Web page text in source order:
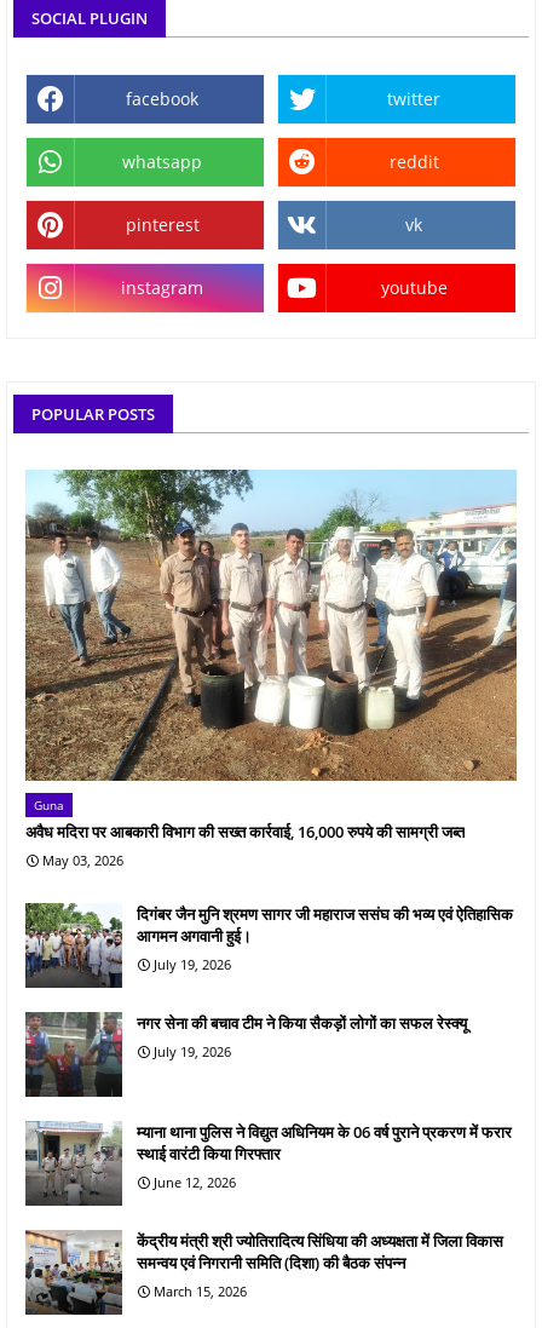
SOCIAL PLUGIN
facebook twitter
whatsapp reddit
pinterest vk
instagram youtube
POPULAR POSTS
Guna
अवैध मदिरा पर आबकारी विभाग की सख्त कार्रवाई, 16,000 रुपये की सामग्री जब्त
May 03, 2026
दिगंबर जैन मुनि श्रमण सागर जी महाराज ससंघ की भव्य एवं ऐतिहासिक
आगमन अगवानी हुई।
July 19, 2026
नगर सेना की बचाव टीम ने किया सैकड़ों लोगों का सफल रेस्क्यू
July 19, 2026
म्याना थाना पुलिस ने विद्युत अधिनियम के 06 वर्ष पुराने प्रकरण में फरार
स्थाई वारंटी किया गिरफ्तार
June 12, 2026
केंद्रीय मंत्री श्री ज्योतिरादित्य सिंधिया की अध्यक्षता में जिला विकास
समन्वय एवं निगरानी समिति (दिशा) की बैठक संपन्न
March 15, 2026